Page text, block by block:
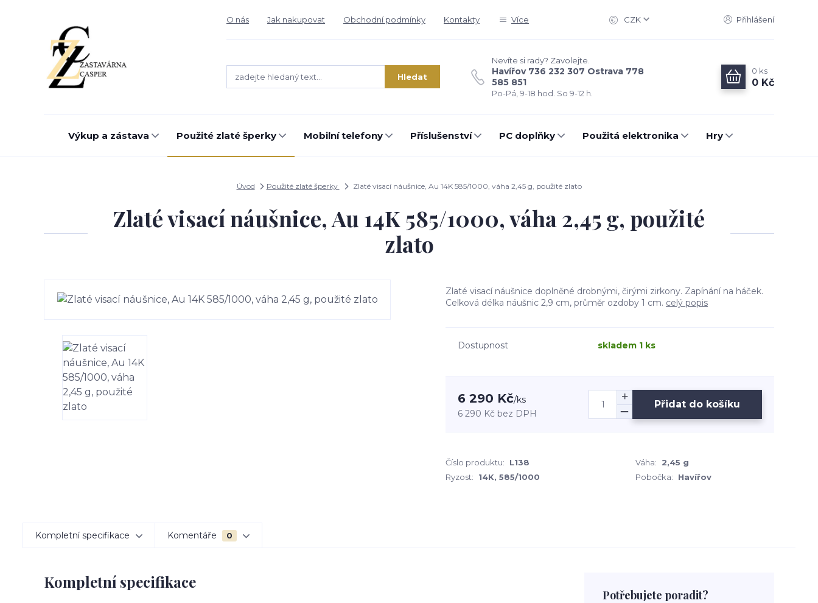
O nás Jak nakupovat Obchodní podmínky Kontakty Více CZK Přihlášení
Hledat
Nevíte si rady? Zavolejte.
Havířov 736 232 307 Ostrava 778
585 851
Po-Pá, 9-18 hod. So 9-12 h.
0 ks
0 Kč
Výkup a zástava Použité zlaté šperky Mobilní telefony Příslušenství PC doplňky Použitá elektronika Hry
Úvod Použité zlaté šperky Zlaté visací náušnice, Au 14K 585/1000, váha 2,45 g, použité zlato
Zlaté visací náušnice, Au 14K 585/1000, váha 2,45 g, použité
zlato
Zlaté visací náušnice doplněné drobnými, čirými zirkony. Zapínání na háček.
Celková délka náušnic 2,9 cm, průměr ozdoby 1 cm. celý popis
Dostupnost skladem 1 ks
6 290 Kč/ks
6 290 Kč bez DPH
Přidat do košíku
Číslo produktu: L138 Váha:
2,45 g
Ryzost:
14K, 585/1000 Pobočka: Havířov
Kompletní specifikace Komentáře 0
Kompletní specifikace
Potřebujete poradit?